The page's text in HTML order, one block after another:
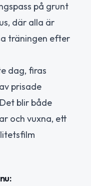
på grunt
där alla är
träningen efter
dag, firas
prisade
blir både
och vuxna, ett